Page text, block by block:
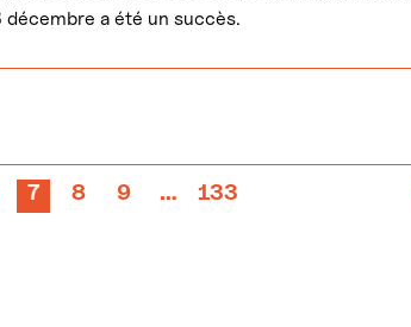
décembre a été un succès.
7 8 9 … 133